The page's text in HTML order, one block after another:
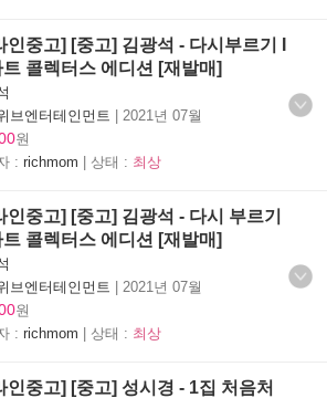
인중고] [중고] 김광석 - 다시부르기 I
트 콜렉터스 에디션 [재발매]
브엔터테인먼트 | 2021년 07월
원
: richmom | 상태 : 최상
인중고] [중고] 김광석 - 다시 부르기
트 콜렉터스 에디션 [재발매]
브엔터테인먼트 | 2021년 07월
원
: richmom | 상태 : 최상
인중고] [중고] 성시경 - 1집 처음처